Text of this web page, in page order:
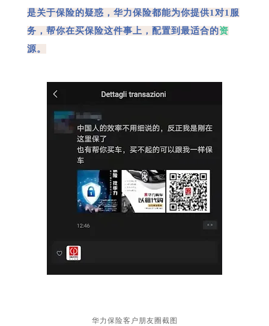
是关于保险的疑惑，华力保险都能为你提供1对1服
务，帮你在买保险这件事上，配置到最适合的资
源。
华力保险客户朋友圈截图